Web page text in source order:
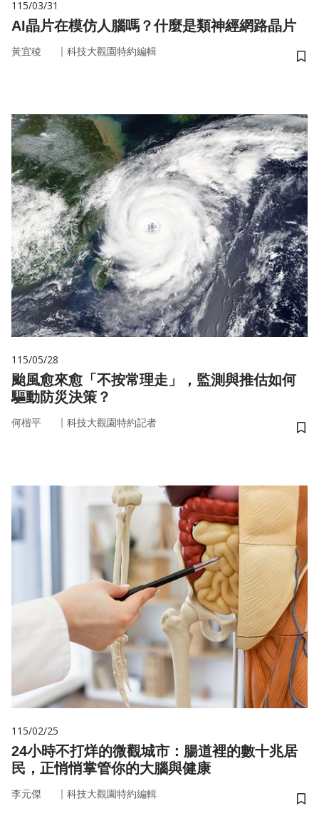
115/03/31
AI晶片在模仿人腦嗎？什麼是類神經網路晶片
黃宜稜 ｜ 科技大觀園特約編輯
儲
115/05/28
颱風愈來愈「不按常理走」，監測與推估如何
驅動防災決策？
何楷平 ｜ 科技大觀園特約記者
儲
115/02/25
24小時不打烊的微觀城市：腸道裡的數十兆居
民，正悄悄掌管你的大腦與健康
李元傑 ｜ 科技大觀園特約編輯
儲